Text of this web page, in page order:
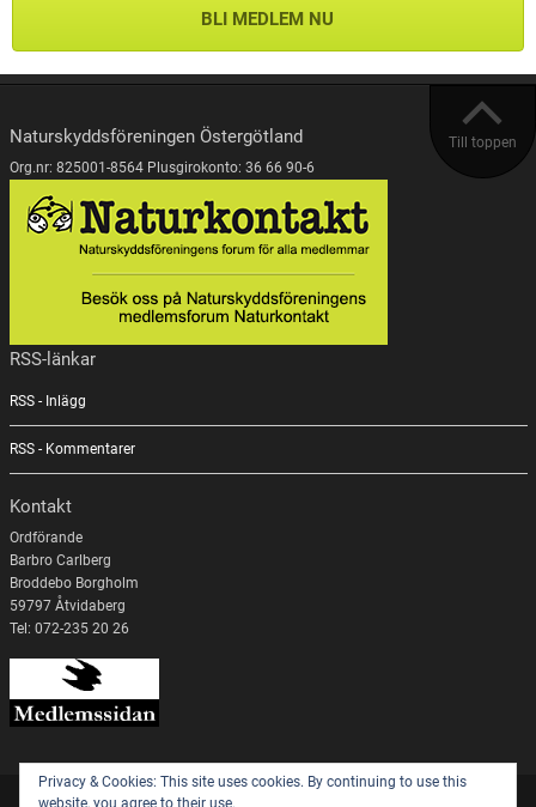
BLI MEDLEM NU
Till toppen
Naturskyddsföreningen Östergötland
Org.nr: 825001-8564 Plusgirokonto: 36 66 90-6
RSS-länkar
RSS - Inlägg
RSS - Kommentarer
Kontakt
Ordförande
Barbro Carlberg
Broddebo Borgholm
59797 Åtvidaberg
Tel: 072-235 20 26
Privacy & Cookies: This site uses cookies. By continuing to use this
website, you agree to their use.